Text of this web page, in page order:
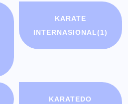
KARATE
INTERNASIONAL(1)
KARATEDO